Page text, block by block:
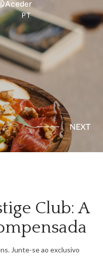
Aceder
PT
Club: A
Junte-se ao exclusivo